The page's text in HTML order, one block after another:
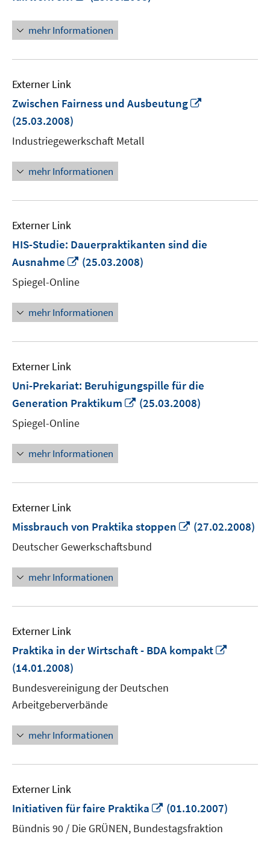
Fenster
öffnen
mehr Informationen
Externer Link
Zwischen Fairness und Ausbeutung
(25.03.2008)
Industriegewerkschaft Metall
mehr Informationen
Externer Link
HIS-Studie: Dauerpraktikanten sind die
Ausnahme
In
öffnen
(25.03.2008)
Spiegel-Online
mehr Informationen
Externer Link
Uni-Prekariat: Beruhigungspille für die
Generation Praktikum
In
(25.03.2008)
Spiegel-Online
mehr Informationen
Externer Link
Missbrauch von Praktika stoppen
In
(27.02.2008)
Deutscher Gewerkschaftsbund
mehr Informationen
Externer Link
Praktika in der Wirtschaft - BDA kompakt
(14.01.2008)
Bundesvereinigung der Deutschen
Arbeitgeberverbände
mehr Informationen
Externer Link
Initiativen für faire Praktika
In
neuem
Fenster
(01.10.2007)
Bündnis 90 / Die GRÜNEN, Bundestagsfraktion